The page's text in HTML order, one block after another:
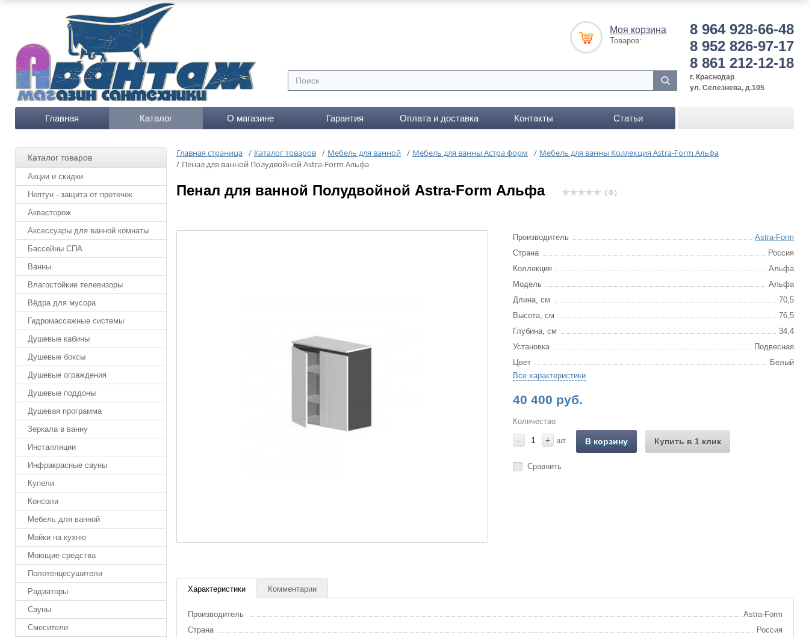
8 964 928-66-48
8 952 826-97-17
8 861 212-12-18
г. Краснодар
ул. Селезнева, д.105
Моя корзина
Товаров:
Главная Каталог О магазине Гарантия Оплата и доставка Контакты Статьи
Каталог товаров
Акции и скидки
Нептун - защита от протечек
Аквасторож
Аксессуары для ванной комнаты
Бассейны СПА
Ванны
Влагостойкие телевизоры
Вёдра для мусора
Гидромассажные системы
Душевые кабины
Душевые боксы
Душевые ограждения
Душевые поддоны
Душевая программа
Зеркала в ванну
Инсталляции
Инфракрасные сауны
Купели
Консоли
Мебель для ванной
Мойки на кухню
Моющие средства
Полотенцесушители
Радиаторы
Сауны
Смесители
Главная страница / Каталог товаров / Мебель для ванной / Мебель для ванны Астра форм / Мебель для ванны Коллекция Astra-Form Альфа
/ Пенал для ванной Полудвойной Astra-Form Альфа
Пенал для ванной Полудвойной Astra-Form Альфа ( 0 )
Производитель
Astra-Form
Страна
Россия
Коллекция
Альфа
Модель
Альфа
Длина, см
70,5
Высота, см
76,5
Глубина, см
34,4
Установка
Подвесная
Цвет
Белый
Все характеристики
40 400 руб.
Количество
- + шт. В корзину Купить в 1 клик
Сравнить
Характеристики Комментарии
Производитель
Astra-Form
Страна
Россия